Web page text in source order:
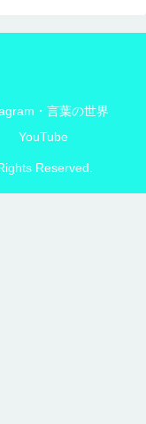
・言葉の世界
YouTube
Reserved.